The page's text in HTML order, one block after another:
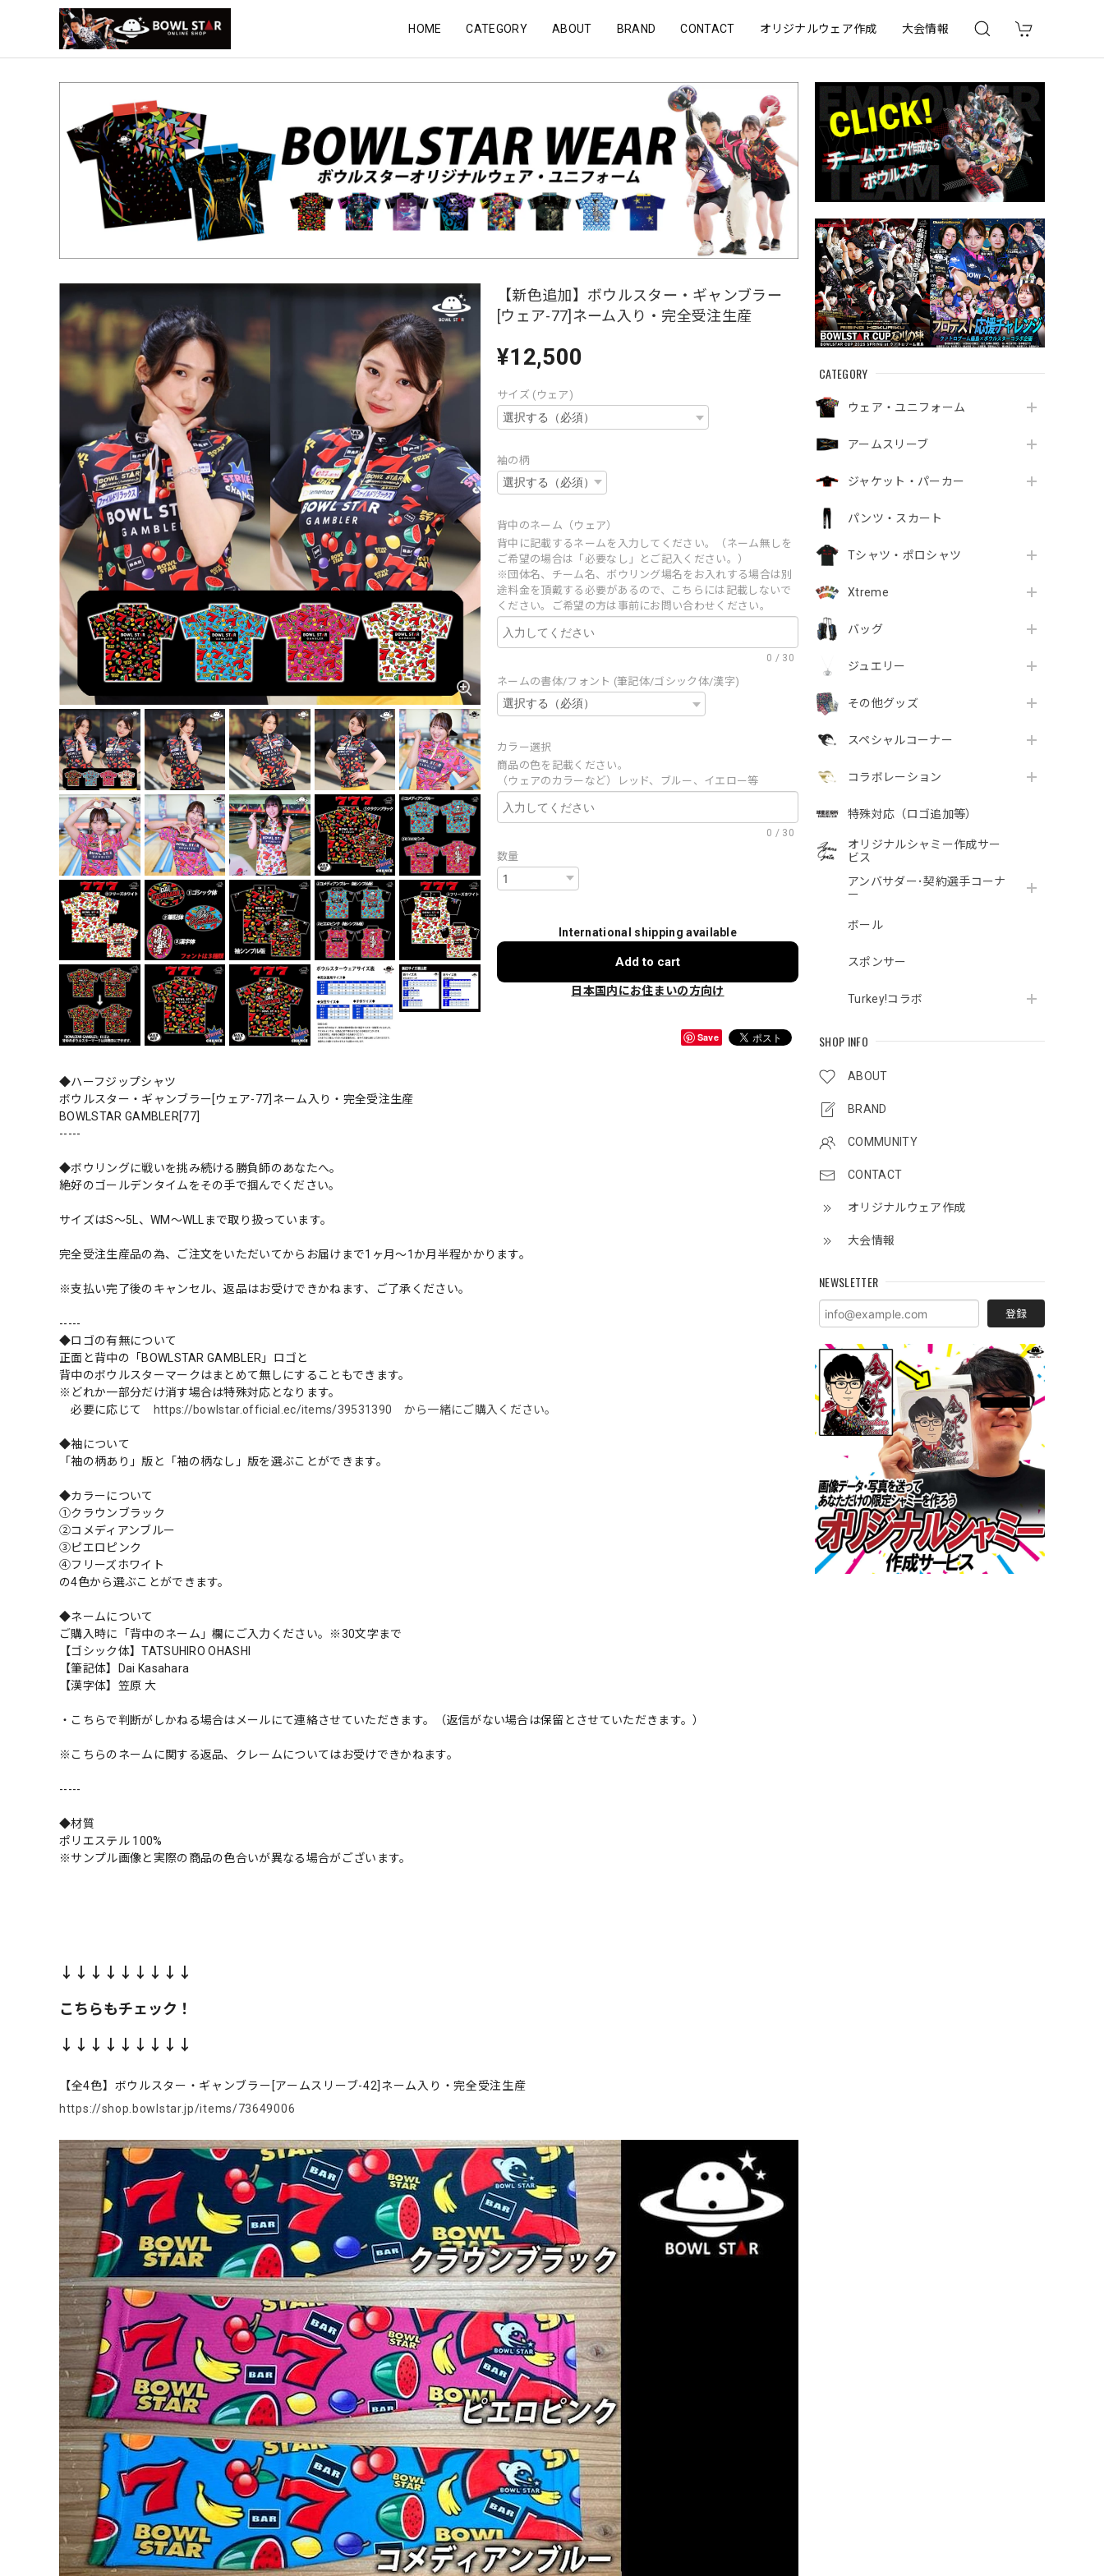
HOME CATEGORY ABOUT BRAND CONTACT オリジナルウェア作成 大会情報
CATEGORY
ウェア・ユニフォーム
アームスリーブ
ジャケット・パーカー
パンツ・スカート
Tシャツ・ポロシャツ
Xtreme
バッグ
ジュエリー
その他グッズ
スペシャルコーナー
コラボレーション
特殊対応（ロゴ追加等）
オリジナルシャミー作成サー
ビス
アンバサダー･契約選手コーナ
ー
ボール
スポンサー
Turkey!コラボ
SHOP INFO
ABOUT
BRAND
COMMUNITY
CONTACT
オリジナルウェア作成
大会情報
NEWSLETTER
登録
【新色追加】ボウルスター・ギャンブラー
[ウェア-77]ネーム入り・完全受注生産
¥12,500
サイズ (ウェア)
袖の柄
背中のネーム（ウェア）
背中に記載するネームを入力してください。（ネーム無しを
ご希望の場合は「必要なし」とご記入ください。）
※団体名、チーム名、ボウリング場名をお入れする場合は別
途料金を頂戴する必要があるので、こちらには記載しないで
ください。ご希望の方は事前にお問い合わせください。
0 / 30
ネームの書体/フォント (筆記体/ゴシック体/漢字)
カラー選択
商品の色を記載ください。
（ウェアのカラーなど）レッド、ブルー、イエロー等
0 / 30
数量
International shipping available
Add to cart
日本国内にお住まいの方向け
Save
◆ハーフジップシャツ
ボウルスター・ギャンブラー[ウェア-77]ネーム入り・完全受注生産
BOWLSTAR GAMBLER[77]
-----
◆ボウリングに戦いを挑み続ける勝負師のあなたへ。
絶好のゴールデンタイムをその手で掴んでください。
サイズはS～5L、WM～WLLまで取り扱っています。
完全受注生産品の為、ご注文をいただいてからお届けまで1ヶ月～1か月半程かかります。
※支払い完了後のキャンセル、返品はお受けできかねます、ご了承ください。
-----
◆ロゴの有無について
正面と背中の「BOWLSTAR GAMBLER」ロゴと
背中のボウルスターマークはまとめて無しにすることもできます。
※どれか一部分だけ消す場合は特殊対応となります。
必要に応じて
https://bowlstar.official.ec/items/39531390 から一緒にご購入ください。
◆袖について
「袖の柄あり」版と「袖の柄なし」版を選ぶことができます。
◆カラーについて
①クラウンブラック
②コメディアンブルー
③ピエロピンク
④フリーズホワイト
の4色から選ぶことができます。
◆ネームについて
ご購入時に「背中のネーム」欄にご入力ください。※30文字まで
【ゴシック体】TATSUHIRO OHASHI
【筆記体】Dai Kasahara
【漢字体】笠原 大
・こちらで判断がしかねる場合はメールにて連絡させていただきます。（返信がない場合は保留とさせていただきます。）
※こちらのネームに関する返品、クレームについてはお受けできかねます。
-----
◆材質
ポリエステル 100%
※サンプル画像と実際の商品の色合いが異なる場合がございます。
↓↓↓↓↓↓↓↓↓
こちらもチェック！
↓↓↓↓↓↓↓↓↓
【全4色】ボウルスター・ギャンブラー[アームスリーブ-42]ネーム入り・完全受注生産
https://shop.bowlstar.jp/items/73649006